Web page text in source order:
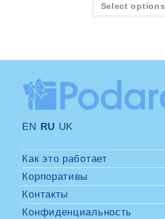
Select options
EN RU UK
Как это работает
Корпоративы
Контакты
Конфиденциальность